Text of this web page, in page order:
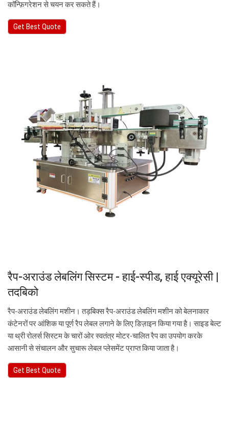
कॉन्फ़िगरेशन से चयन कर सकते हैं।
Get Best Quote
रैप-अराउंड लेबलिंग सिस्टम - हाई-स्पीड, हाई एक्यूरेसी |
तदबिको
रैप-अराउंड लेबलिंग मशीन। तड़बिक्स रैप-अराउंड लेबलिंग मशीन को बेलनाकार
कंटेनरों पर आंशिक या पूर्ण रैप लेबल लगाने के लिए डिज़ाइन किया गया है। साइड बेल्ट
या थ्री रोलर्स सिस्टम के चारों ओर स्वतंत्र मोटर-चालित रैप का उपयोग करके
आसानी से संचालन और सुचारू लेबल प्लेसमेंट प्राप्त किया जाता है।
Get Best Quote